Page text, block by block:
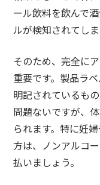
ール飲料を飲んで
ルが検知されてし
そのため、完全に
重要です。製品ラ
明記されているも
問題ないですが、
られます。特に妊
方は、ノンアルコ
払いましょう。